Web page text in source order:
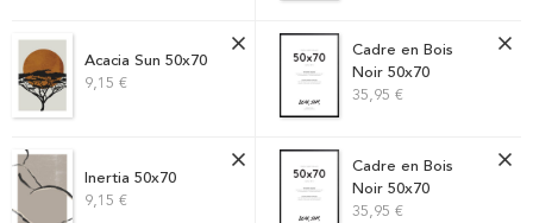
Cadre en Bois
Noir 50x70
35,95 €
Acacia Sun 50x70
9,15 €
Inertia 50x70
9,15 €
Cadre en Bois
Noir 50x70
35,95 €